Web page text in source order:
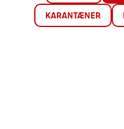
KARANTÆNER